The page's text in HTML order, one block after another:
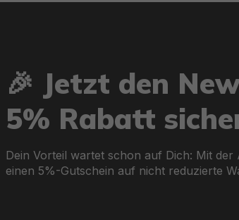
Halteleinen und praktischer Ausstattung
Adventure Elite™ und Ranger Elite™:
oder Anglerlebnisse.
🎉 Jetzt den
5% Rabatt
Dein Vorteil wartet schon auf Dich: Mit
einen 5%-Gutschein auf nicht reduzierte